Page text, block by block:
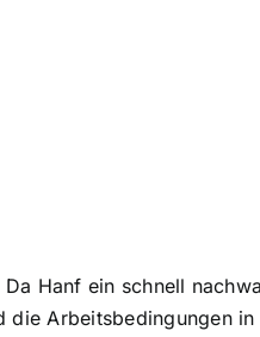
Hanf ein schnell
Arbeitsbedingungen